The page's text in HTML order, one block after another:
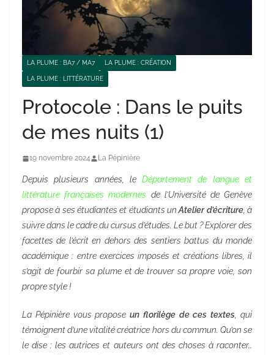
LA PLUME : BA7 / MA7 LA PLUME : CRÉATION
LA PLUME : LITTÉRATURE
Protocole : Dans le puits
de mes nuits (1)
19 novembre 2024 La Pépinière
Depuis plusieurs années, leDépartement de langue et
littérature françaises modernes de l’Université de Genève
propose à ses étudiantes et étudiants unAtelier d’écriture, à
suivre dans le cadre du cursus d’études. Le but ? Explorer des
facettes de l’écrit en dehors des sentiers battus du monde
académique : entre exercices imposés et créations libres, il
s’agit de fourbir sa plume et de trouver sa propre voie, son
propre style !
La Pépinière vous proposeun florilège de ces textes , qui
témoignent d’une vitalité créatrice hors du commun. Qu’on se
le dise : les autrices et auteurs ont des choses à raconter…